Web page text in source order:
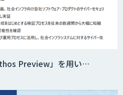
工場ソリューションkizkia-
Networks Visual Inspection
Preview」を用い…